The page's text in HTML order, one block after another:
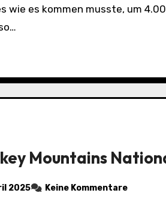
wie es kommen musste, um
Mountains
2025 Keine Kommentare